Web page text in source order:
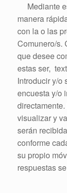
Mediante
manera
con la o las
Comunero/s.
que desee
estas ser,
Introducir y/o
encuesta y/o
visualizar y
serán
conforme
su propio
respuestas